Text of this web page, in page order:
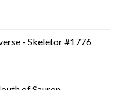
- Skeletor #1776